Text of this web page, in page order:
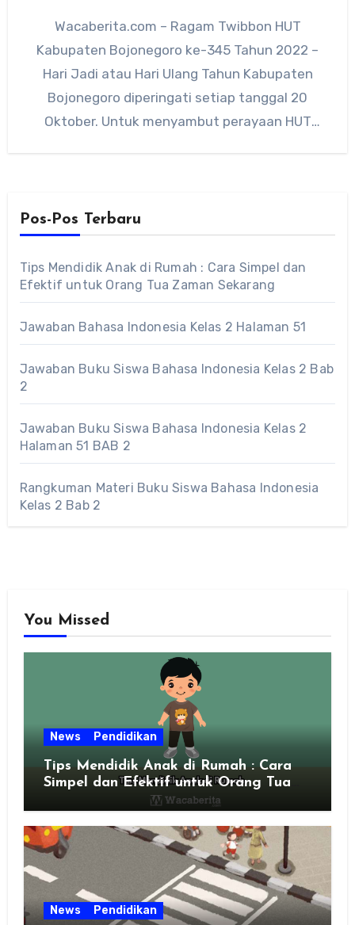
Wacaberita.com – Ragam Twibbon HUT
Kabupaten Bojonegoro ke-345 Tahun 2022 –
Hari Jadi atau Hari Ulang Tahun Kabupaten
Bojonegoro diperingati setiap tanggal 20
Oktober. Untuk menyambut perayaan HUT
Pos-Pos Terbaru
Tips Mendidik Anak di Rumah : Cara Simpel dan
Efektif untuk Orang Tua Zaman Sekarang
Jawaban Bahasa Indonesia Kelas 2 Halaman 51
Jawaban Buku Siswa Bahasa Indonesia Kelas 2 Bab
2
Jawaban Buku Siswa Bahasa Indonesia Kelas 2
Halaman 51 BAB 2
Rangkuman Materi Buku Siswa Bahasa Indonesia
Kelas 2 Bab 2
You Missed
News Pendidikan
Tips Mendidik Anak di Rumah : Cara
Simpel dan Efektif untuk Orang Tua
Zaman Sekarang
News Pendidikan